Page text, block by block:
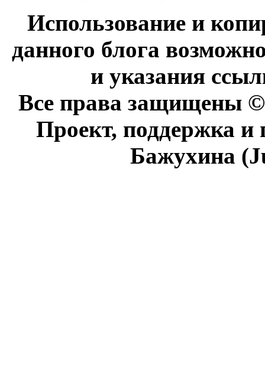
Использование и
данного блога
и указания
Все права защищены
Проект, поддержка
Бажухина